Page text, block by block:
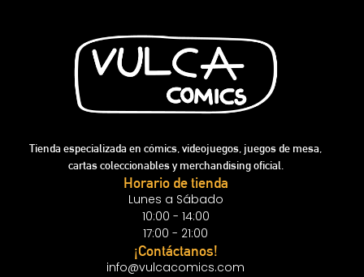
Tienda especializada en cómics, videojuegos, juegos de mesa,
cartas coleccionables y merchandising oficial.
Horario de tienda
Lunes a Sábado
10:00 - 14:00
17:00 - 21:00
¡Contáctanos!
info@vulcacomics.com